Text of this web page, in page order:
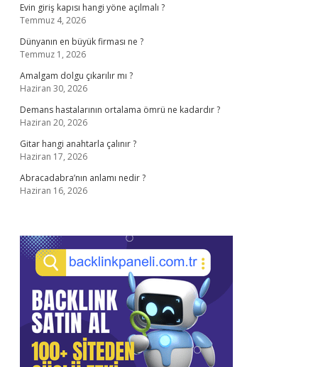
Evin giriş kapısı hangi yöne açılmalı ?
Temmuz 4, 2026
Dünyanın en büyük firması ne ?
Temmuz 1, 2026
Amalgam dolgu çıkarılır mı ?
Haziran 30, 2026
Demans hastalarının ortalama ömrü ne kadardır ?
Haziran 20, 2026
Gitar hangi anahtarla çalınır ?
Haziran 17, 2026
Abracadabra’nın anlamı nedir ?
Haziran 16, 2026